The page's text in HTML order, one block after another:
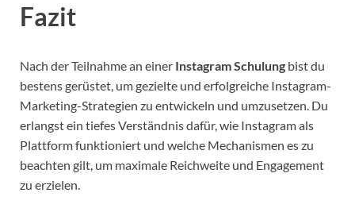
Fazit
Nach der Teilnahme an einer Instagram Schulung bist du
bestens gerüstet, um gezielte und erfolgreiche Instagram-
Marketing-Strategien zu entwickeln und umzusetzen. Du
erlangst ein tiefes Verständnis dafür, wie Instagram als
Plattform funktioniert und welche Mechanismen es zu
beachten gilt, um maximale Reichweite und Engagement
zu erzielen.